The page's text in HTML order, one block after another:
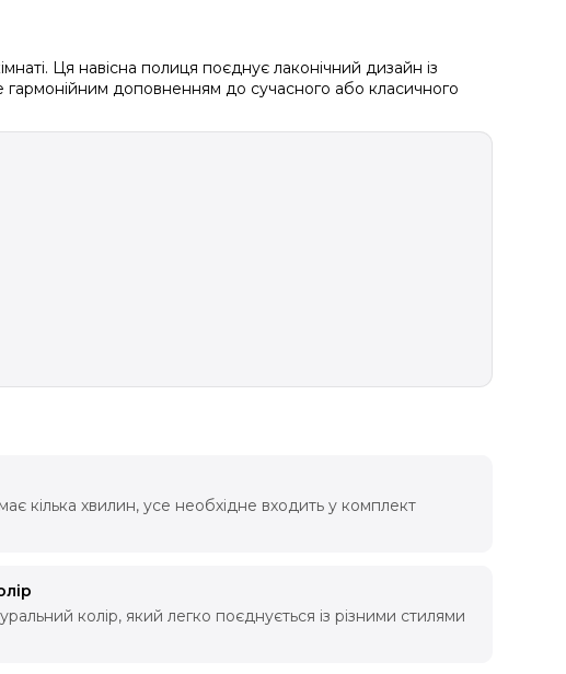
Ця навісна полиця поєднує лаконічний дизайн із
гармонійним доповненням до сучасного або класичного
кілька хвилин, усе необхідне входить у комплект
колір, який легко поєднується із різними стилями